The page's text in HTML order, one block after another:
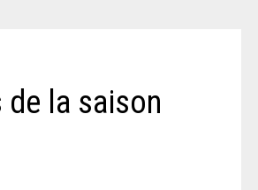
de la saison